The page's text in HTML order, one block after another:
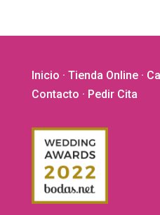
la
Inicio · Tienda Online·
Contacto · Pedir Cita